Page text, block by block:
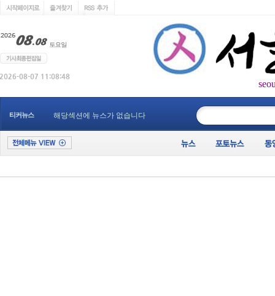
티커뉴스 해당섹션에 뉴스가 없습니다